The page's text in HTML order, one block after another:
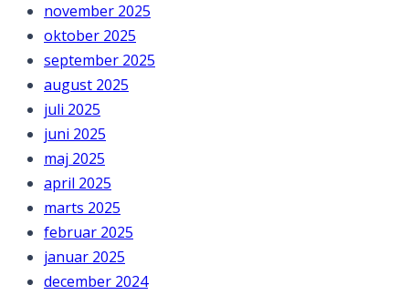
november 2025
oktober 2025
september 2025
august 2025
juli 2025
juni 2025
maj 2025
april 2025
marts 2025
februar 2025
januar 2025
december 2024